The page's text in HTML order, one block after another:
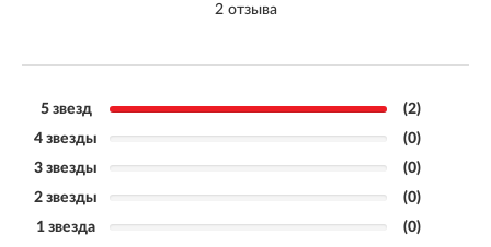
2 отзыва
5 звезд
(2)
4 звезды
(0)
3 звезды
(0)
2 звезды
(0)
1 звезда
(0)